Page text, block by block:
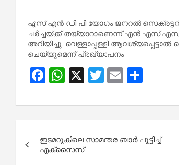
എസ് എൻ ഡി പി യോഗം ജനറൽ സെക്രട്ടറി
ചർച്ചയ്ക്ക് തയ്യാറാണെന്ന് എൻ എസ് എസ്
അറിയിച്ചു. വെള്ളാപ്പള്ളി
ചെയ്യുമെന്ന് പ്രഖ്യാപനം
F
ce
o
o
W
at
A
p
X
T
tt
E
ail ar
navigation
ഇടമറുകിലെ സാമന്തര ബാർ പൂട്ടിച്ച്
എക്സൈസ്